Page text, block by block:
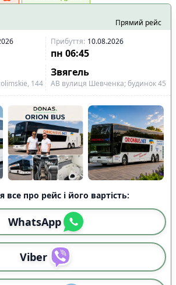
Прямий рейс
Прибуття: 10.08.2026
пн 06:45
Звягель
144 АВ вулиця Шевченка; будинок 45
все про рейс і його вартість:
WhatsApp
Viber